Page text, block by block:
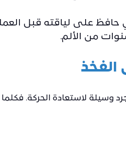
حافظ على لياقته قبل
من الألم.
الفخذ
وسيلة لاستعادة الحركة.